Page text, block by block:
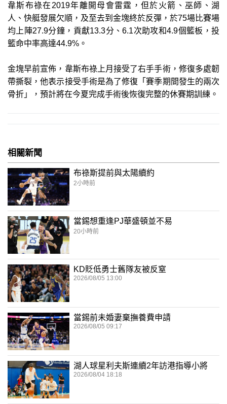
韋斯布祿在2019年離開母會雷霆，但於火箭、巫師、湖
人、快艇發展欠順，及至去到金塊終於反彈，於75場比賽場
均上陣27.9分鐘，貢獻13.3分、6.1次助攻和4.9個籃板，投
籃命中率高達44.9%。
金塊早前宣佈，韋斯布祿上月接受了右手手術，修復多處韌
帶撕裂，他表示接受手術是為了修復「賽季期間發生的兩次
骨折」，預計將在今夏完成手術後恢復完整的休賽期訓練。
相關新聞
布祿斯提前與太陽續約
2小時前
當錫想重逢PJ華盛頓並不易
20小時前
KD貶低勇士舊隊友被反窒
2026/08/05 13:00
當錫前未婚妻棄撫養費申請
2026/08/05 09:17
湖人球星利夫斯連續2年訪港指導小將
2026/08/04 18:18